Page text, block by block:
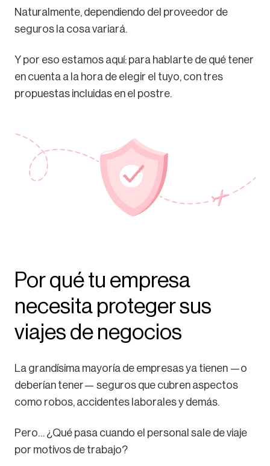
Naturalmente, dependiendo del proveedor de
seguros la cosa variará.
Y por eso estamos aquí: para hablarte de qué tener
en cuenta a la hora de elegir el tuyo, con tres
propuestas incluidas en el postre.
Por qué tu empresa
necesita proteger sus
viajes de negocios
La grandísima mayoría de empresas ya tienen —o
deberían tener— seguros que cubren aspectos
como robos, accidentes laborales y demás.
Pero… ¿Qué pasa cuando el personal sale de viaje
por motivos de trabajo?